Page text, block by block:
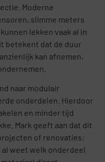
Moderne
slimme meters
lekken vaak al in
betekent dat de duur
kan afnemen,
naar modulair
onderdelen. Hierdoor
en minder tijd
Mark geeft aan dat dit
of renovaties:
al weet welk onderdeel